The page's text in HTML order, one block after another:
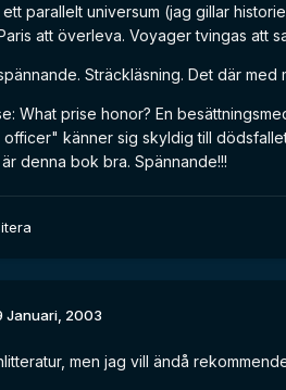
ett parallelt universum (jag gillar
att överleva. Voyager tvingas att
Sträckläsning. Det där med
What prise honor? En
känner sig skyldig till
denna bok bra. Spännande!!!
Januari, 2003
men jag vill ändå